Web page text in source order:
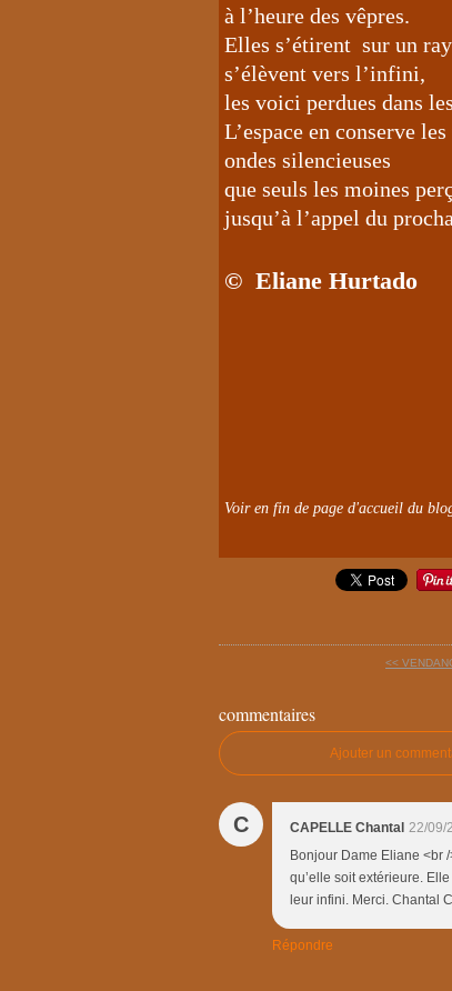
à l’heure des vêpres.
Elles s’étirent sur un
s’élèvent vers l’infini,
les voici perdues dans
L’espace en conserve
ondes silencieuses
que seuls les moines
jusqu’à l’appel du
© Eliane Hurtado
Voir en fin de page d'accueil du
<<
commentaires
Ajouter un
C CAPELLE Chantal 22/09/
Bonjour Dame Eliane <br
qu’elle soit extérieure.
leur infini. Merci. Chantal
Répondre